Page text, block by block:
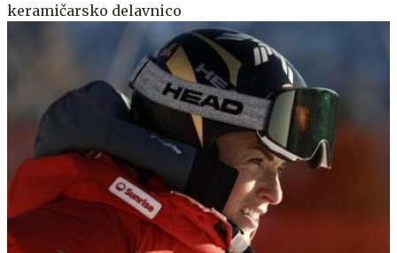
keramičarsko delavnico